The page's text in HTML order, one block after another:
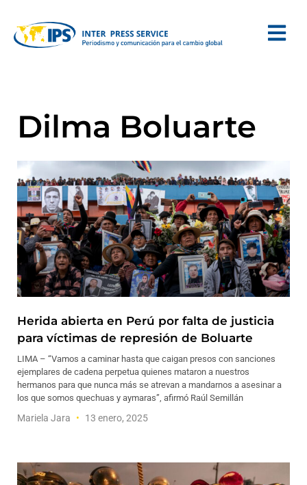
Dilma Boluarte
Herida abierta en Perú por falta de justicia
para víctimas de represión de Boluarte
LIMA – “Vamos a caminar hasta que caigan presos con sanciones
ejemplares de cadena perpetua quienes mataron a nuestros
hermanos para que nunca más se atrevan a mandarnos a asesinar a
los que somos quechuas y aymaras”, afirmó Raúl Semillán
Mariela Jara 13 enero, 2025